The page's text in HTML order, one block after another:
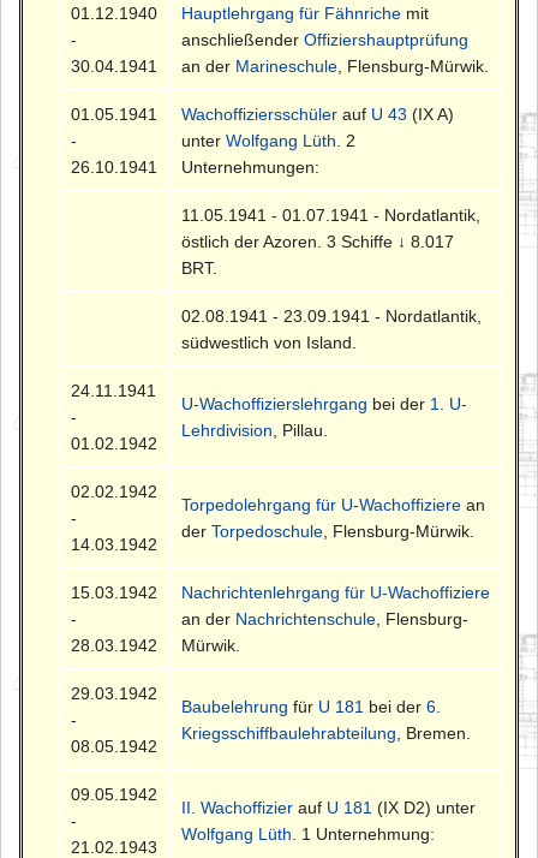
01.12.1940
-
30.04.1941
Hauptlehrgang für Fähnriche mit
anschließenderOffiziershauptprüfung
an der Marineschule , Flensburg-Mürwik.
01.05.1941
-
26.10.1941
Wachoffiziersschüler auf U 43 (IX A)
unterWolfgang Lüth . 2
Unternehmungen:
11.05.1941 - 01.07.1941 - Nordatlantik,
östlich der Azoren. 3 Schiffe ↓ 8.017
BRT.
02.08.1941 - 23.09.1941 - Nordatlantik,
südwestlich von Island.
24.11.1941
-
01.02.1942
U-Wachoffizierslehrgang bei der 1. U-
Lehrdivision , Pillau.
02.02.1942
-
14.03.1942
Torpedolehrgang für U-Wachoffiziere an
derTorpedoschule , Flensburg-Mürwik.
15.03.1942
-
28.03.1942
Nachrichtenlehrgang für U-Wachoffiziere
an der Nachrichtenschule , Flensburg-
Mürwik.
29.03.1942
-
08.05.1942
Baubelehrung für U 181 bei der6.
Kriegsschiffbaulehrabteilung , Bremen.
09.05.1942
-
21.02.1943
II. Wachoffizier auf U 181 (IX D2) unter
Wolfgang Lüth . 1 Unternehmung: